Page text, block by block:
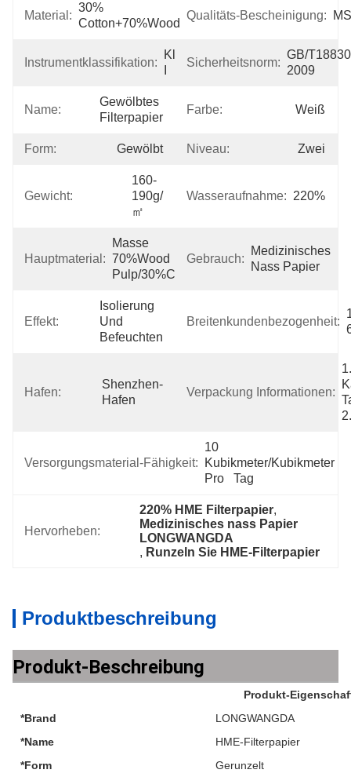
Material:
30%
Cotton+70%wood
Qualitäts-Bescheinigung:
Instrumentklassifikation:
Klasse
Sicherheitsnorm:
GB/
2009
Name:
Gewölbtes
Filterpapier
Farbe: Weiß
Form: Gewölbt Niveau: Zwei
Gewicht:
160-
190g/
㎡
Wasseraufnahme: 220%
Hauptmaterial:
Masse
70%Wood
Pulp/30%Cotton
Gebrauch:
Medizinisches
Nass Papier
Effekt:
Isolierung
Und
Befeuchten
Breitenkundenbezogenheit:
Hafen:
Shenzhen-
Hafen
Verpackung Informationen:
Versorgungsmaterial-Fähigkeit:
10
Kubikmeter/Kubikmeter
Pro   Tag
Hervorheben:
220% HME Filterpapier,
Medizinisches nass Papier
LONGWANGDA
, Runzeln Sie HME-Filterpapier
Produktbeschreibung
Produkt-Beschreibung
Produkt-
*Brand
LONGWANGDA
*Name
HME-Filterpapier
*Form
Gerunzelt